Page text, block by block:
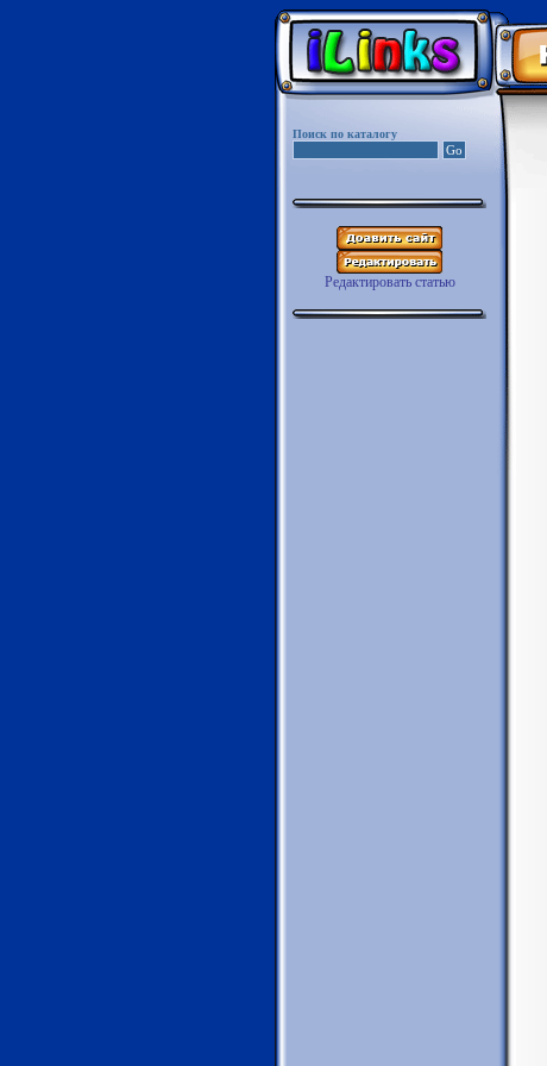
Поиск по каталогу
Редактировать статью